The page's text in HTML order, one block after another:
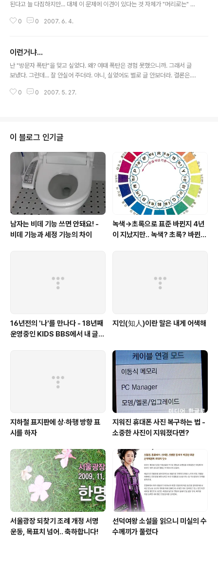
된다고 늘 다짐하지만... 대체 이 문제에 이견이 있다는 것 자체가 "머리로는" 납
니까, 그럴 수 있다고 늘 말하지만... 막상 그런 일로 마음이 답답해지면... 어쩔
만 남았다는 생각이다. 다시 또 개인적인 선택을 해야 하는 시간이 다가오는데...
내 개인의 일이 아닌 가족의 생계도 상관이 있으니... 이 문제를 어찌할꼬... 그냥
답답...하다. 한글로
0 0 2007. 6. 4.
이런거냐...
난 "방문자 폭탄"을 맞고 싶었다. 왜? 여태 폭탄은 경험 못했으니까. 그래서 글
보냈다. 그런데... 잘 안실어 주더라. 아니, 실었어도 별로 글 안보더라. 결론은...
면... 왜 적은지, 왜 "일반인"은 그런 뉴스를 클릭하지 않는지. 왜 저쪽 기사는 2
0 0 2007. 5. 27.
이 블로그 인기글
남자는 비데 기능 쓰면 안돼요! -
비데 기능과 세정 기능의 차이
녹색→초록으로 표준 바뀐지 4년
이 지났지만.. 녹색? 초록? 바뀐
16년전의 '나'를 만나다 - 18년째
운영중인 KIDS BBS에서 내 글을
지인(知人)이란 말은 내게 어색해
지하철 표지판에 상·하행 방향 표
시를 하자
지워진 휴대폰 사진 복구하는 법 -
소중한 사진이 지워졌다면?
서울광장 되찾기 조례 개정 서명
운동, 목표치 넘어.. 축하합니다!
선덕여왕 소설을 읽으니 미실의 수
수께끼가 풀렸다